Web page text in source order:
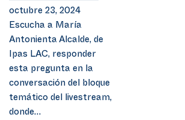
octubre 23, 2024
Escucha a María
Antonienta Alcalde, de
Ipas LAC, responder
esta pregunta en la
conversación del bloque
temático del livestream,
donde…